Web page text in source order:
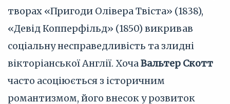
творах «Пригоди Олівера Твіста» (1838),
«Девід Копперфільд» (1850) викривав
соціальну несправедливість та злидні
вікторіанської Англії. ХочаВальтер Скотт
часто асоціюється з історичним
романтизмом, його внесок у розвиток